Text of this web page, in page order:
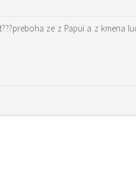
ze z Papui a z kmena